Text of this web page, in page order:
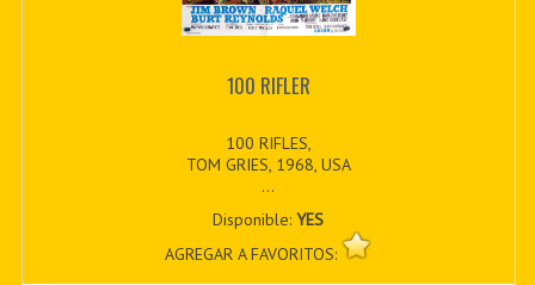
100 RIFLER
100 RIFLES,
TOM GRIES, 1968, USA
...
Disponible:YES
AGREGAR A FAVORITOS: